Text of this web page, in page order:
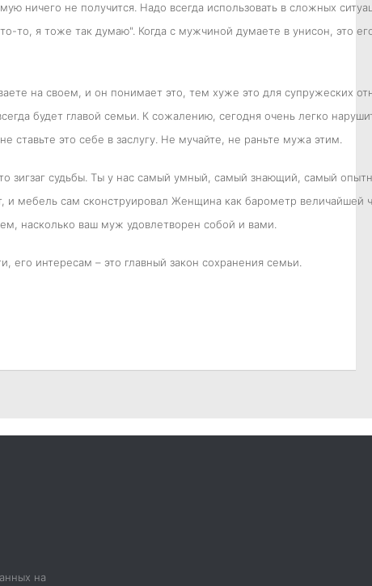
ничего не получится. Надо всегда использовать в сложных
я тоже так думаю". Когда с мужчиной думаете в унисон, это
на своем, и он понимает это, тем хуже это для супружеских
будет главой семьи. К сожалению, сегодня очень легко
это себе в заслугу. Не мучайте, не раньте мужа этим.
зигзаг судьбы. Ты у нас самый умный, самый знающий, самый
мебель сам сконструировал Женщина как барометр величайшей
насколько ваш муж удовлетворен собой и вами.
его интересам – это главный закон сохранения семьи.
на